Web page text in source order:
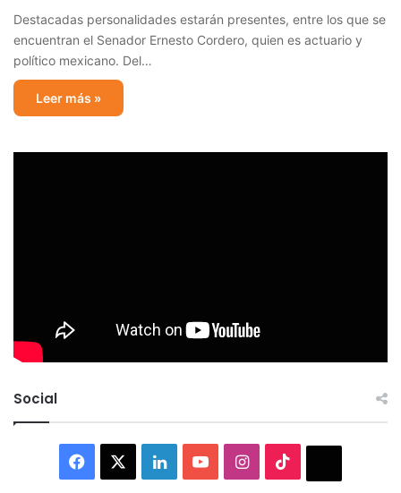
Destacadas personalidades estarán presentes, entre los que se
encuentran el Senador Ernesto Cordero, quien es actuario y
político mexicano. Del…
Leer más »
Social
Facebook LinkedInYouTubeInstagram